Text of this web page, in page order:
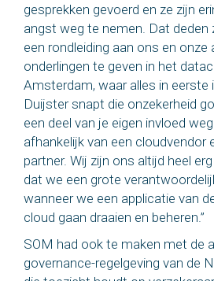
gesprekken gevoerd en ze zijn
angst weg te nemen. Dat deden
een rondleiding aan ons en onze
onderlingen te geven in het
Amsterdam, waar alles in eerste
Duijster snapt die onzekerheid
een deel van je eigen invloed
afhankelijk van een cloudvendor
partner. Wij zijn ons altijd heel
dat we een grote
wanneer we een applicatie van
cloud gaan draaien en beheren.”
SOM had ook te maken met de
governance-regelgeving van de